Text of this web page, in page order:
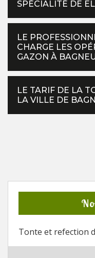
SPÉCIALITÉ DE
LE
CHARGE LES
GAZON À
LE TARIF DE LA
LA VILLE DE
Tonte et refection